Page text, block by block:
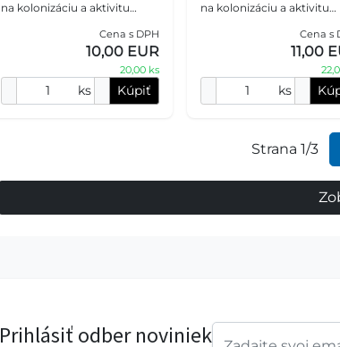
na kolonizáciu a aktivitu
výrazne zlepšujú kvalitu vody
Cena s DPH
10,00 EUR
20,00 ks
ks Kúpiť
na kolonizáciu a aktivitu
výrazne zlepšujú kvalitu
Cena s
11,00
ks
Strana 1/3
Prihlásiť odber noviniek